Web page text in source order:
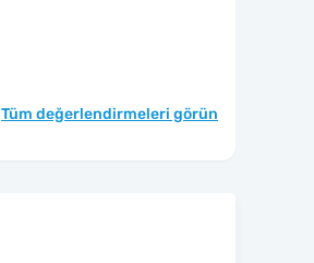
Tüm değerlendirmeleri görün